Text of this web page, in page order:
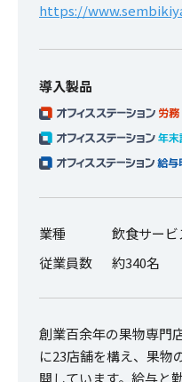
https://
導入製品
業種
飲食サービ
従業員数
約340名
創業百余年の果物専門
に23店舗を構え、果物
開しています。給与と